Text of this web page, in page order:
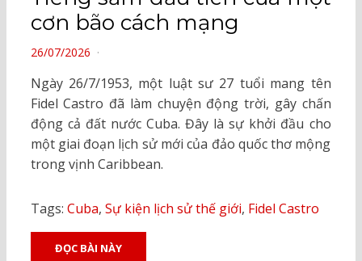
cơn bão cách mạng
POSTED
26/07/2026
Ngày 26/7/1953, một luật sư 27 tuổi mang tên
Fidel Castro đã làm chuyện động trời, gây chấn
động cả đất nước Cuba. Đây là sự khởi đầu cho
một giai đoạn lịch sử mới của đảo quốc thơ mộng
trong vịnh Caribbean.
Tags: Cuba, Sự kiện lịch sử thế giới, Fidel Castro
ĐỌC BÀI NÀY